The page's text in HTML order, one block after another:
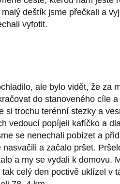
deštík jsme přečkali a
vyfotit.
ale bylo vidět, že za
do stanoveného cíle
si trochu terénní stezky a
vedoucí popíjeli kafíčko a
se nenechali pobízet a
nasvačili a začalo pršet.
a my se vydali k domovu.
celý den poctivě uklízel v